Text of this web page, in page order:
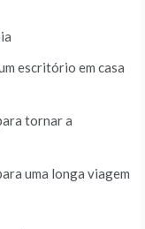
escritório em casa
tornar a
uma longa viagem